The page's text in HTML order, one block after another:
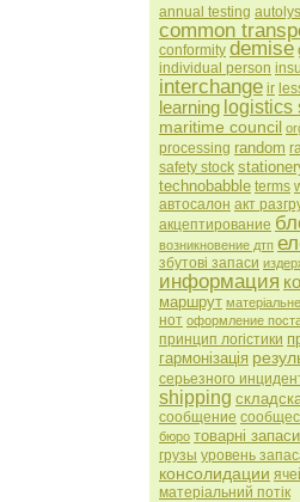
annual testing
common
conformity demise
individual person
interchange ir
learning logistics
maritime council
processing random
safety stock
technobabble terms
автосалон акт
акцептирование
возникновение дтп
збутові запаси
информация
маршрут
нот оформление
принцип логістики
гармонізація
серьезного
shipping
сообщение
бюро товарні запаси
грузы уровень
консолидации
матеріальний потік